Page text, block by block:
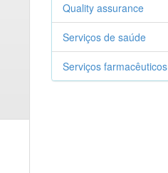
Quality assurance
Serviços de saúde
Serviços farmacêuticos